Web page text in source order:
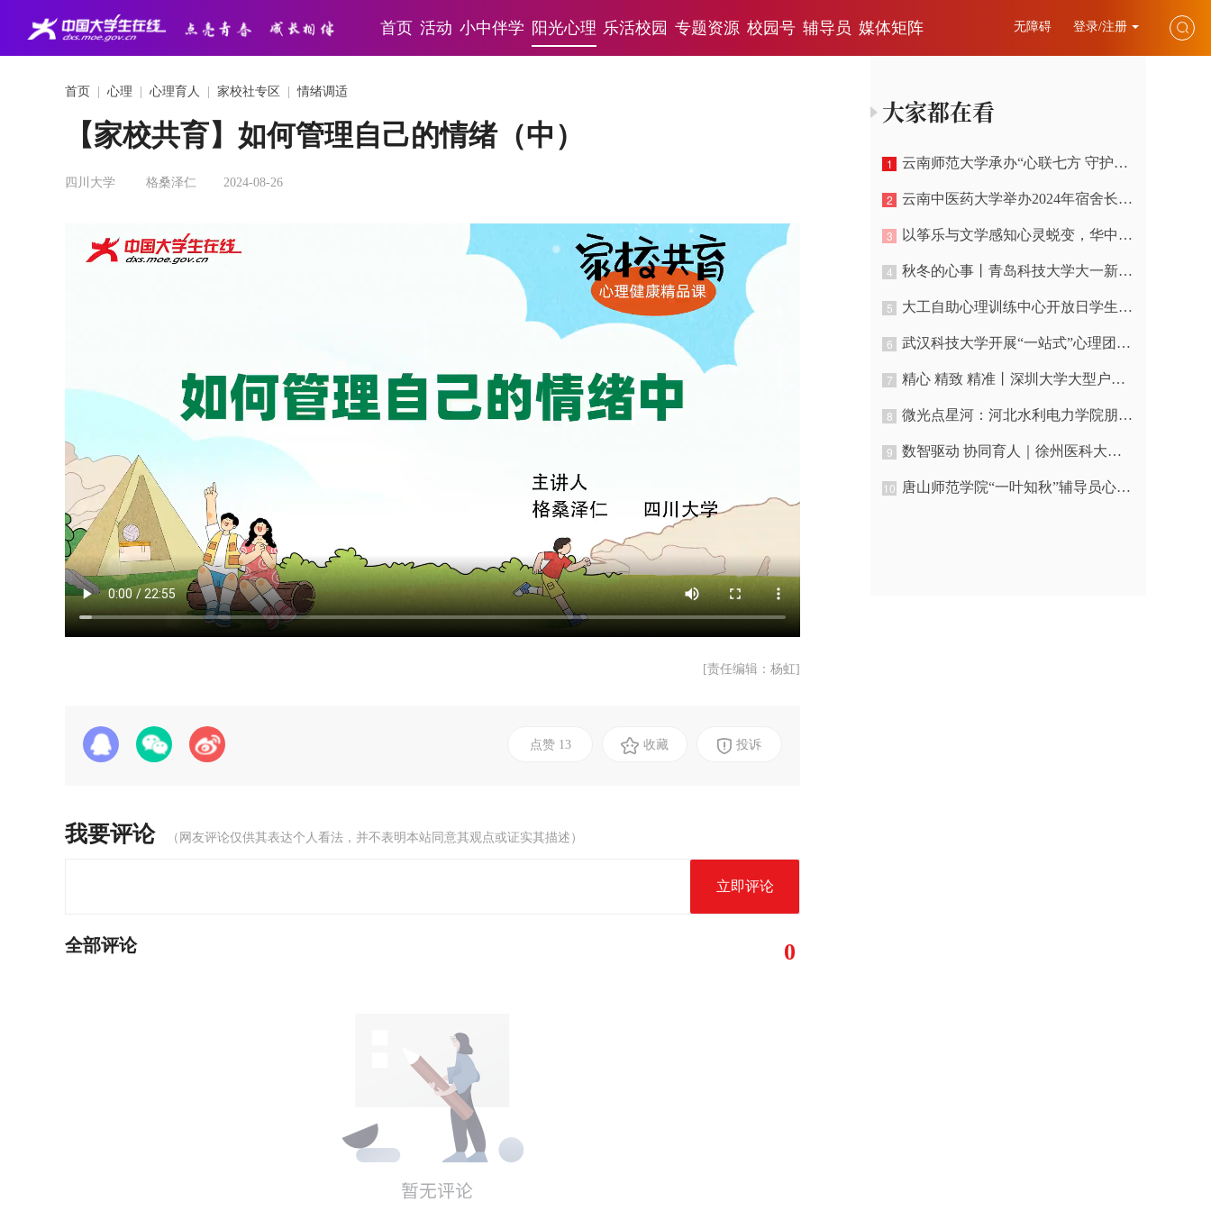
首页 活动 小中伴学 阳光心理 乐活校园 专题资源 校园号 辅导员 媒体矩阵 无障碍 登录/注册
首页 心理 心理育人 家校社专区 |情绪调适
【家校共育】如何管理自己的情绪（中）
四川大学 格桑泽仁 2024-08-26
[责任编辑：杨虹]
点赞 13 收藏 投诉
我要评论 （网友评论仅供其表达个人看法，并不表明本站同意其观点或证实其描述）
立即评论
全部评论 0
大家都在看
1 云南师范大学承办“心联七方 守护成长”云南省学生心理健康工作片区跨校集中会商
2 云南中医药大学举办2024年宿舍长心理健康工作能力提升培训
3 以筝乐与文学感知心灵蜕变，华中师大举办“四时谣”心灵疗愈音乐会
4 秋冬的心事丨青岛科技大学大一新生团体心理辅导进行时
5 大工自助心理训练中心开放日学生体验火爆了！
6 武汉科技大学开展“一站式”心理团辅告别手机成瘾
7 精心 精致 精准丨深圳大学大型户外“心理健康课”来啦
8 微光点星河：河北水利电力学院朋辈学生骨干在大学生心理健康教育中的“助人达己”
9 数智驱动 协同育人｜徐州医科大学持续推进“家校医社”新模式
10 唐山师范学院“一叶知秋”辅导员心理赋能主题沙龙